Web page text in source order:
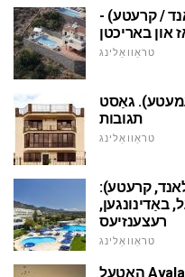
(גריכנלאנד / קרעטע) -
און באריכטן
טראַוואַלינג
גאַסט
תגובות
טראַוואַלינג
קרעטע):
באַדינונגען,
רעצענזיעס
טראַוואַלינג
האָטעל Avala Resort & וויללאַס 4 *